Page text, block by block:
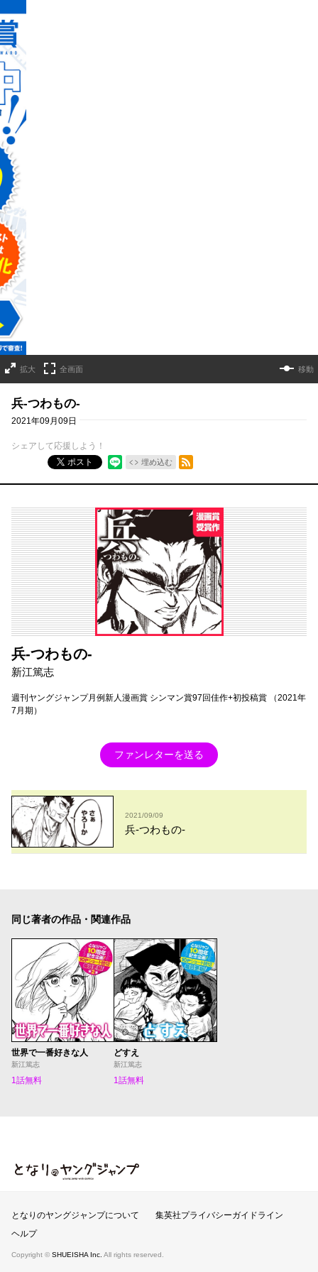
拡大 全画面 移動
兵-つわもの-
2021年09月09日
シェアして応援しよう！
ポスト
埋め込む
RSSフィード
兵-つわもの-
新江篤志
週刊ヤングジャンプ月例新人漫画賞 シンマン賞97回佳作+初投稿賞 （2021年
7月期）
ファンレターを送る
2021/09/09
兵-つわもの-
同じ著者の作品・関連作品
世界で一番好きな人
新江篤志
1話無料
どすえ
新江篤志
1話無料
となりのヤングジャンプ
となりのヤングジャンプについて
集英社プライバシーガイドライン
ヘルプ
Copyright © SHUEISHA Inc. All rights reserved.